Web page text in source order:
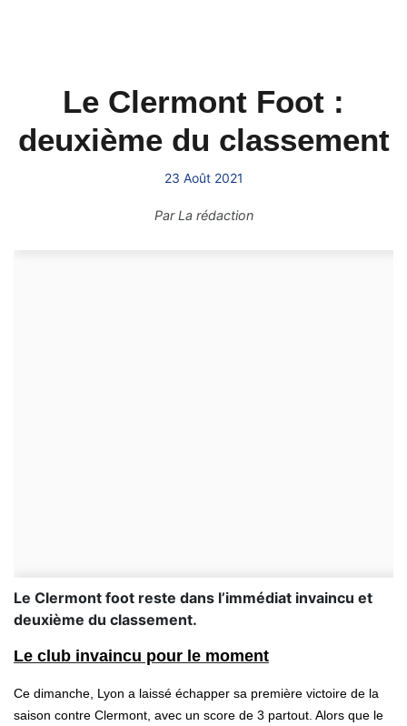
Le Clermont Foot :
deuxième du classement
23 Août 2021
ParLa rédaction
Le Clermont foot reste dans l’immédiat invaincu et
deuxième du classement.
Le club invaincu pour le moment
Ce dimanche, Lyon a laissé échapper sa première victoire de la
saison contre Clermont, avec un score de 3 partout. Alors que le